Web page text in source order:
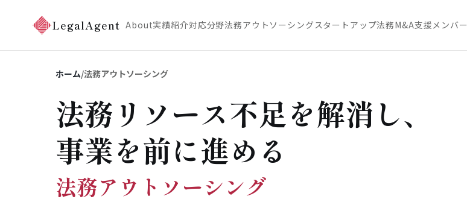
LegalAgent About実績紹介対応分野法務アウトソーシングスタートアップ法務M&A支援メンバー
ホーム/法務アウトソーシング
法務リソース不足を解消し、
事業を前に進める
法務アウトソーシング